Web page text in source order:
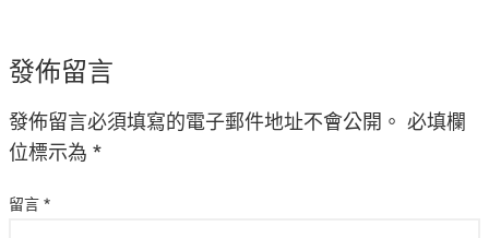
發佈留言
發佈留言必須填寫的電子郵件地址不會公開。 必填欄
位標示為 *
留言 *